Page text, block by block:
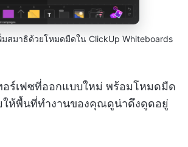
สมาธิด้วยโหมดมืดใน ClickUp Whiteboards
อร์เฟซที่ออกแบบใหม่ พร้อมโหมดมืด
ให้พื้นที่ทำงานของคุณดูน่าดึงดูดอยู่